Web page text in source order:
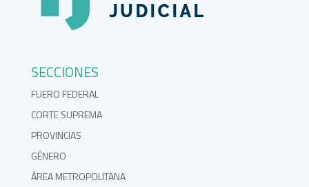
SECCIONES
FUERO FEDERAL
CORTE SUPREMA
PROVINCIAS
GÉNERO
ÁREA METROPOLITANA